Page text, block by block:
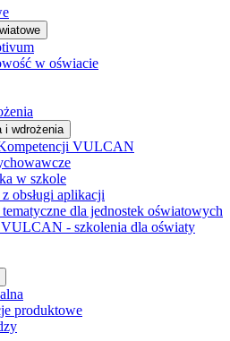
w oświacie
i wdrożenia
VULCAN
w szkole
obsługi aplikacji
dla jednostek oświatowych
- szkolenia dla oświaty
produktowe